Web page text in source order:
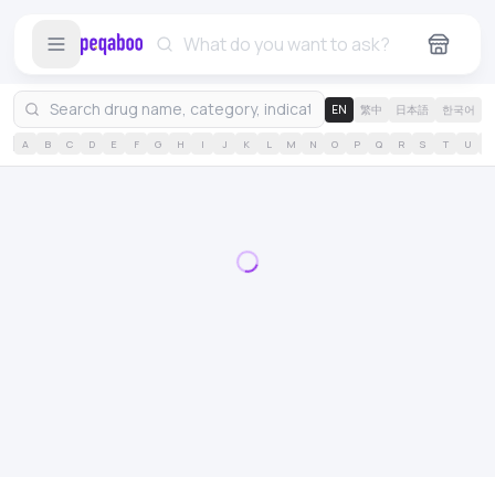
EN 繁中 日本語 한국어
A B C D E F G H I J K L M N O P Q R S T U